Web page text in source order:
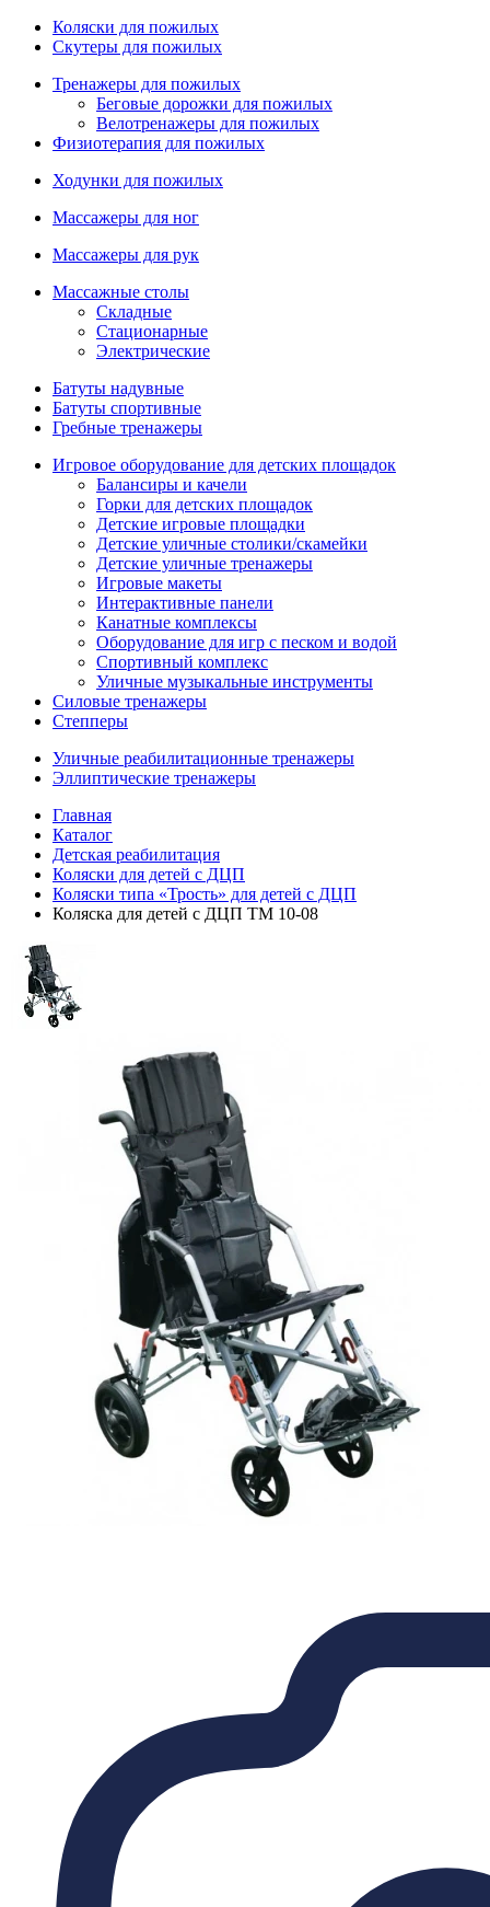
Коляски для пожилых
Скутеры для пожилых
Тренажеры для пожилых
Беговые дорожки для пожилых
Велотренажеры для пожилых
Физиотерапия для пожилых
Ходунки для пожилых
Массажеры для ног
Массажеры для рук
Массажные столы
Складные
Стационарные
Электрические
Батуты надувные
Батуты спортивные
Гребные тренажеры
Игровое оборудование для детских площадок
Балансиры и качели
Горки для детских площадок
Детские игровые площадки
Детские уличные столики/скамейки
Детские уличные тренажеры
Игровые макеты
Интерактивные панели
Канатные комплексы
Оборудование для игр с песком и водой
Спортивный комплекс
Уличные музыкальные инструменты
Силовые тренажеры
Степперы
Уличные реабилитационные тренажеры
Эллиптические тренажеры
Главная
Каталог
Детская реабилитация
Коляски для детей с ДЦП
Коляски типа «Трость» для детей с ДЦП
Коляска для детей с ДЦП TM 10-08